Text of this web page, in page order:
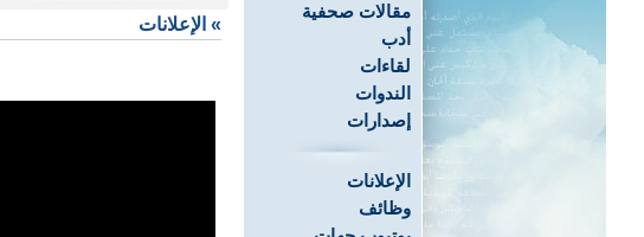
مقالات صحفية
أدب
لقاءات
الندوات
إصدارات
الإعلانات
وظائف
» الإعلانات